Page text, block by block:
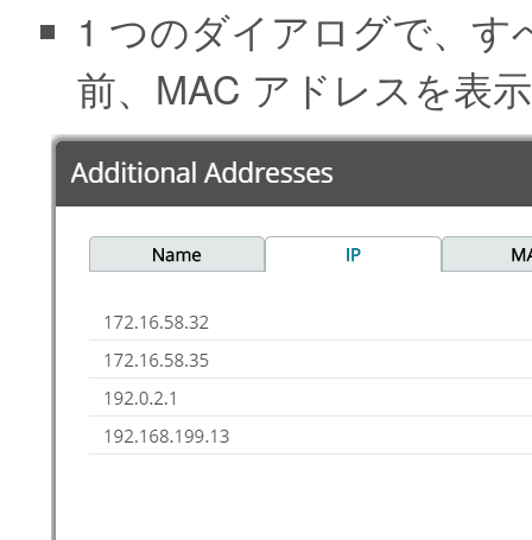
1 つのダイアログで、
前、MAC アドレスを表